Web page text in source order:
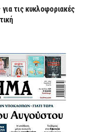
τις κυκλοφοριακές